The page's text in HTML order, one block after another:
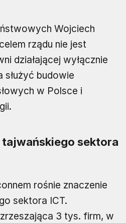
Wojciech
rządu nie jest
działającej wyłącznie
służyć budowie
w Polsce i
tajwańskiego sektora
rośnie znaczenie
sektora ICT.
3 tys. firm, w